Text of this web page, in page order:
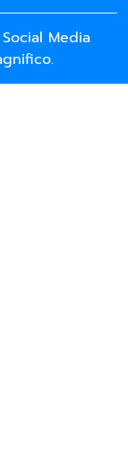
Social Media